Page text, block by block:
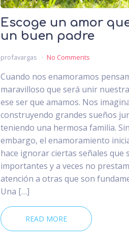
Escoge un amor
un buen padre
profavargas No Comments
Cuando nos enamoramos
maravilloso que será unir
ese ser que amamos. Nos
construyendo grandes sueños
teniendo una hermosa familia. Sin
embargo, el enamoramiento
hace ignorar ciertas señales que
importantes y a veces no
atención a otras que son
Una […]
READ MORE